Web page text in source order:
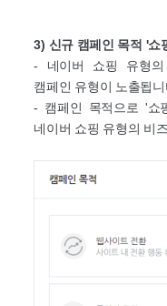
3) 신규 캠페인 목적 '쇼
- 네이버 쇼핑 유형의
캠페인 유형이 노출됩니
- 캠페인 목적으로 '쇼
네이버 쇼핑 유형의 비